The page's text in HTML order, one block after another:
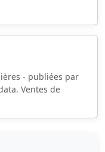
- publiées par
Ventes de